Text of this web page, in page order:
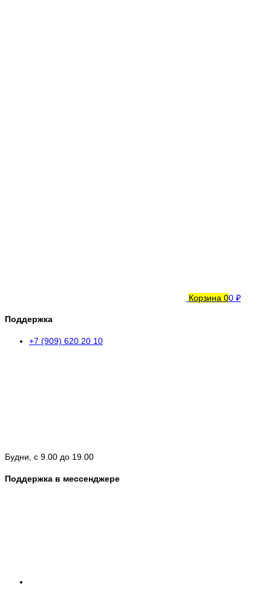
Корзина 00 ₽
Поддержка
+7 (909) 620 20 10
Будни, с 9.00 до 19.00
Поддержка в мессенджере